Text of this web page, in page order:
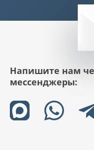
Напишите нам
мессенджеры: